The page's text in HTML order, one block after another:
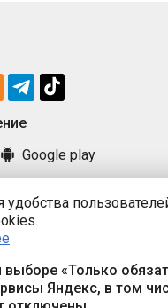
выборе «Только
Яндекс, в том
Google play
ООО «ПРАЦА БАЙ»
220114, г. Минск, пр-т